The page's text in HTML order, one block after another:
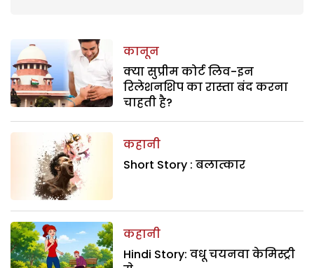
कानून
क्या सुप्रीम कोर्ट लिव-इन
रिलेशनशिप का रास्ता बंद करना
चाहती है?
कहानी
Short Story : बलात्कार
कहानी
Hindi Story: वधू चयनवा केमिस्ट्री